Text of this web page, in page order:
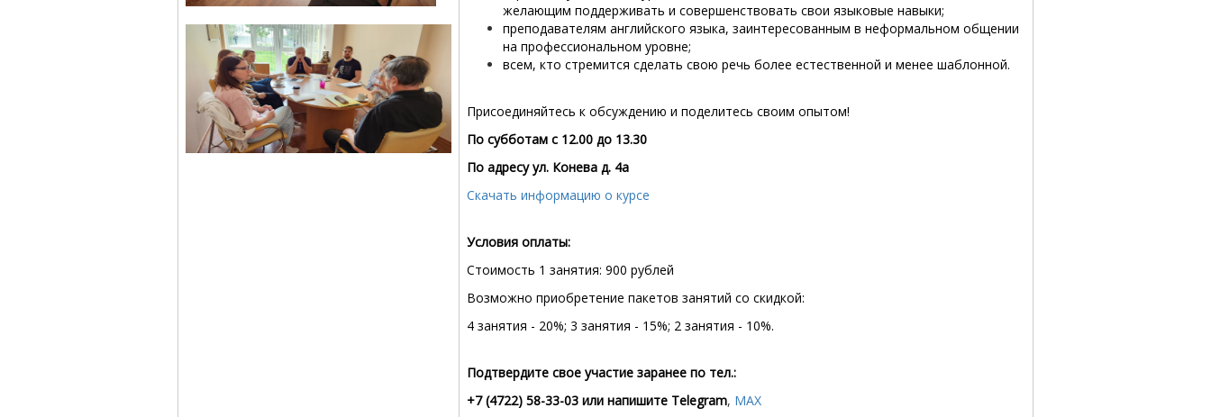
желающим поддерживать и совершенствовать свои языковые навыки;
преподавателям английского языка, заинтересованным в неформальном общении
на профессиональном уровне;
всем, кто стремится сделать свою речь более естественной и менее шаблонной.
Присоединяйтесь к обсуждению и поделитесь своим опытом!
По субботам с 12.00 до 13.30
По адресу ул. Конева д. 4а
Скачать информацию о курсе
Условия оплаты:
Стоимость 1 занятия: 900 рублей
Возможно приобретение пакетов занятий со скидкой:
4 занятия - 20%; 3 занятия - 15%; 2 занятия - 10%.
Подтвердите свое участие заранее по тел.:
+7 (4722) 58-33-03 или напишите Telegram, МАХ